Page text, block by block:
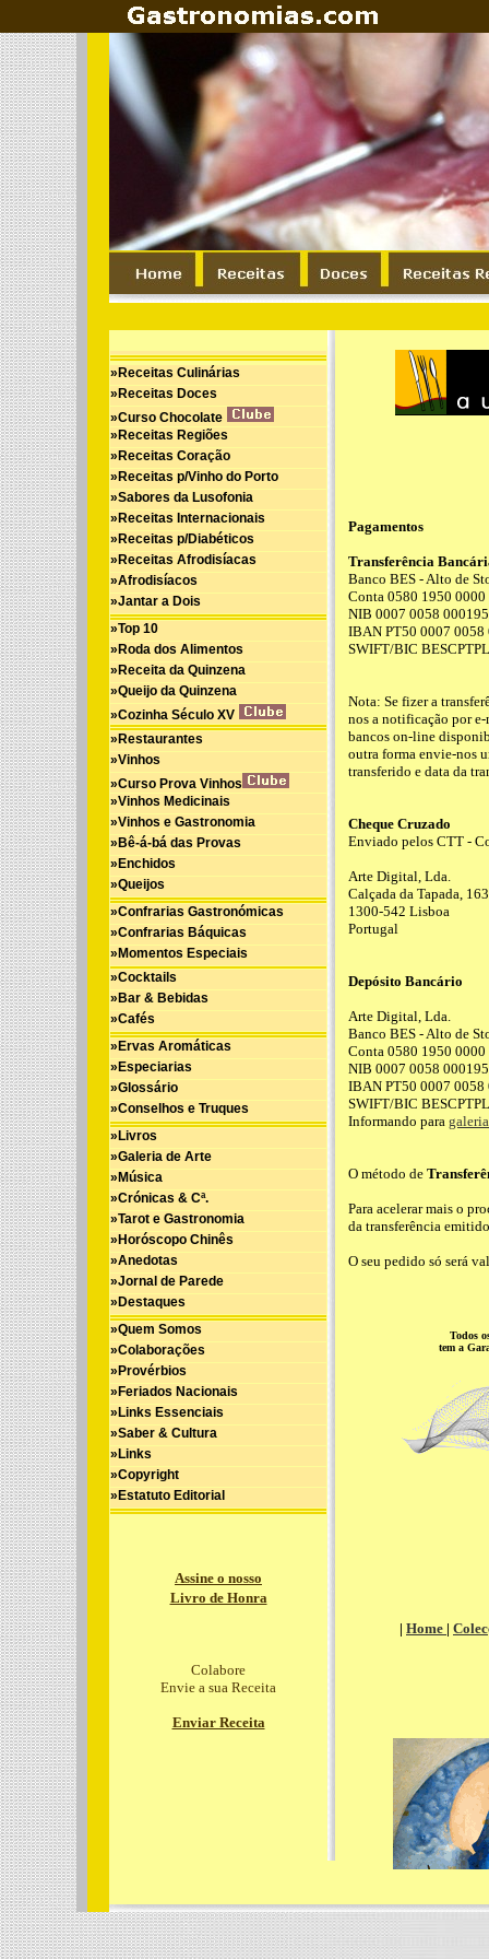
»Receitas Culinárias
»Receitas Doces
»Curso Chocolate
»Receitas Regiões
»Receitas Coração
»Receitas p/Vinho do Porto
»Sabores da Lusofonia
»Receitas Internacionais
»Receitas p/Diabéticos
»Receitas Afrodisíacas
»Afrodisíacos
»Jantar a Dois
»Top 10
»Roda dos Alimentos
»Receita da Quinzena
»Queijo da Quinzena
»Cozinha Século XV
»Restaurantes
»Vinhos
»Curso Prova Vinhos
»Vinhos Medicinais
»Vinhos e Gastronomia
»Bê-á-bá das Provas
»Enchidos
»Queijos
»Confrarias Gastronómicas
»Confrarias Báquicas
»Momentos Especiais
»Cocktails
»Bar & Bebidas
»Cafés
»Ervas Aromáticas
»Especiarias
»Glossário
»Conselhos e Truques
»Livros
»Galeria de Arte
»Música
»Crónicas & Cª.
»Tarot e Gastronomia
»Horóscopo Chinês
»Anedotas
»Jornal de Parede
»Destaques
»Quem Somos
»Colaborações
»Provérbios
»Feriados Nacionais
»Links Essenciais
»Saber & Cultura
»Links
»Copyright
»Estatuto Editorial
Assine o nosso
Livro de Honra
Colabore
Envie a sua Receita
Enviar Receita
Pagamentos
Transferência
Banco BES - Alto de
Conta 0580 1950 0000
NIB 0007 0058
IBAN PT50 0007 0058
SWIFT/BIC BESCPTPL
Nota: Se fizer a
nos a notificação por
bancos on-line
outra forma envie-nos
transferido e data da
Cheque Cruzado
Enviado pelos CTT -
Arte Digital, Lda.
Calçada da Tapada,
1300-542 Lisboa
Portugal
Depósito Bancário
Arte Digital, Lda.
Banco BES - Alto de
Conta 0580 1950 0000
NIB 0007 0058
IBAN PT50 0007 0058
SWIFT/BIC BESCPTPL
Informando para
O método de
Para acelerar mais o
da transferência
O seu pedido só será
Todos
tem a
| Home |